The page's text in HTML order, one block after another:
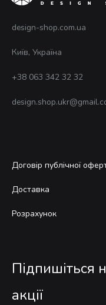
design-shop.com.ua
Київ, Україна
+38 063 342 32 32
Договір публічної
Доставка
Розрахунок
Підпишіться
акції